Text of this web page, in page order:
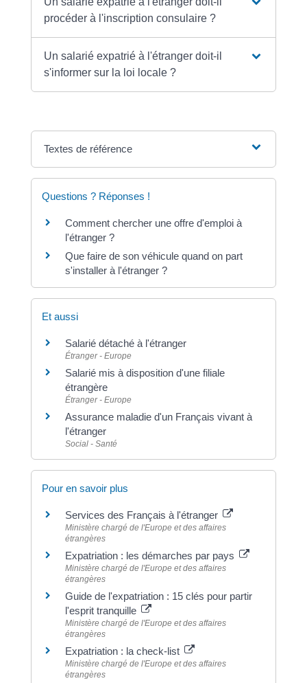
procéder à l'inscription consulaire ?
Un salarié expatrié à l'étranger doit-il
s'informer sur la loi locale ?
Textes de référence
Questions ? Réponses !
Comment chercher une offre d'emploi à
l'étranger ?
Que faire de son véhicule quand on part
s'installer à l'étranger ?
Et aussi
Salarié détaché à l'étranger
Étranger - Europe
Salarié mis à disposition d'une filiale
étrangère
Étranger - Europe
Assurance maladie d'un Français vivant à
l'étranger
Social - Santé
Pour en savoir plus
Services des Français à l'étranger
Ministère chargé de l'Europe et des affaires
étrangères
Expatriation : les démarches par pays
Ministère chargé de l'Europe et des affaires
étrangères
Guide de l'expatriation : 15 clés pour partir
l'esprit tranquille
Ministère chargé de l'Europe et des affaires
étrangères
Expatriation : la check-list
Ministère chargé de l'Europe et des affaires
étrangères